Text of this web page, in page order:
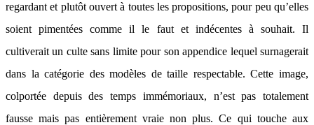
regardant et plutôt ouvert à toutes les propositions, pour peu qu’elles
soient pimentées comme il le faut et indécentes à souhait. Il
cultiverait un culte sans limite pour son appendice lequel surnagerait
dans la catégorie des modèles de taille respectable. Cette image,
colportée depuis des temps immémoriaux, n’est pas totalement
fausse mais pas entièrement vraie non plus. Ce qui touche aux